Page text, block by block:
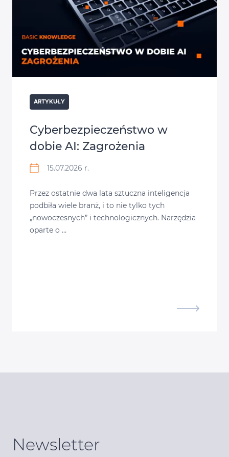
ARTYKUŁY
Cyberbezpieczeństwo w
dobie AI: Zagrożenia
15.07.2026 r.
Przez ostatnie dwa lata sztuczna inteligencja
podbiła wiele branż, i to nie tylko tych
„nowoczesnych” i technologicznych. Narzędzia
oparte o …
Newsletter